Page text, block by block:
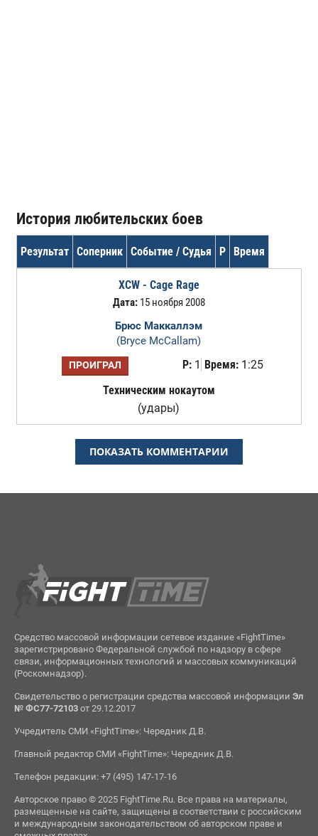
История любительских боев
Результат Соперник Событие / Судья Р Время
XCW - Cage Rage
Дата:15 ноября 2008
Брюс Маккаллэм
(Bryce McCallam)
ПРОИГРАЛ Р:1 Время:1:25
Техническим нокаутом
(удары)
ПОКАЗАТЬ КОММЕНТАРИИ
Средство массовой информации сетевое издание «FightTime»
зарегистрировано Федеральной службой по надзору в сфере
связи, информационных технологий и массовых коммуникаций
(Роскомнадзор).
Свидетельство о регистрации средства массовой информации Эл
№ ФС77-72103от 29.12.2017
Учредитель СМИ «FightTime»: Чередник Д.В.
Главный редактор СМИ «FightTime»: Чередник Д.В.
Телефон редакции: +7 (495) 147-17-16
Авторское право © 2025 FightTime.Ru. Все права на материалы,
размещенные на сайте, защищены в соответствии с российским
и международным законодательством об авторском праве и